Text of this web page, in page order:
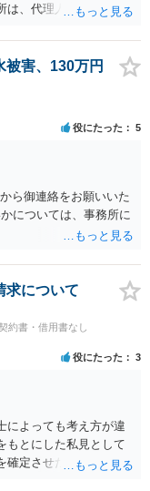
は、代理人宛ての訴状
作成提出し、裁判所に
記載内容から明らかな
絡し、引き続き訴訟も
かになったところで、
受領を促すこともあ
、実際の本人性が明ら
の請求で代理人弁護士
かにしないでしょ
から、相手の住所等の
。 以上、ご参考まで。
被害、130万円
役にたった 5
ら御連絡をお願いいた
については、事務所に
求について
約書・借用書なし
役にたった 3
によっても考え方が違
もとにした私見として
確定させた上で、淡々